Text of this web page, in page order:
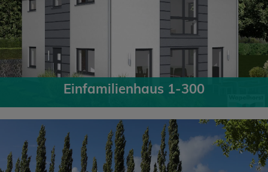
Einfamilienhaus 1-300